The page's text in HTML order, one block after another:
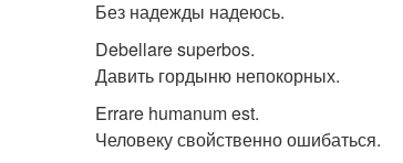
Без надежды надеюсь.
Debellare superbos.
Давить гордыню непокорных.
Errare humanum est.
Человеку свойственно ошибаться.